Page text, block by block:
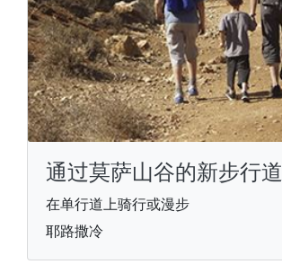
通过莫萨山谷的新步行道
在单行道上骑行或漫步
耶路撒冷